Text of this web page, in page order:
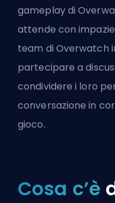
gameplay di
attende con
team di Overwatch
partecipare a
condividere i loro
conversazione in
gioco.
Cosa c’è